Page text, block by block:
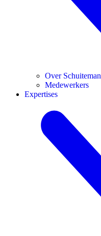
Over Schuiteman
Medewerkers
Expertises